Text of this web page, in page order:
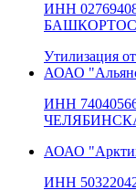
ИНН
Утилизация
АОАО
ИНН
АОАО
ИНН